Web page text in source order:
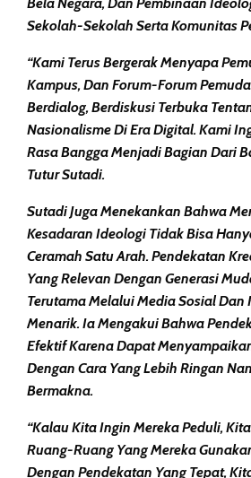
Sekolah-Sekolah Serta Komunitas
“Kami Terus Bergerak Menyapa
Kampus, Dan Forum-Forum
Berdialog, Berdiskusi Terbuka
Nasionalisme Di Era Digital. Kami
Rasa Bangga Menjadi Bagian Dari
Tutur Sutadi.
Sutadi Juga Menekankan Bahwa
Kesadaran Ideologi Tidak Bisa
Ceramah Satu Arah. Pendekatan
Yang Relevan Dengan Generasi
Terutama Melalui Media Sosial Dan
Menarik. Ia Mengakui Bahwa
Efektif Karena Dapat
Dengan Cara Yang Lebih Ringan
Bermakna.
“Kalau Kita Ingin Mereka Peduli,
Ruang-Ruang Yang Mereka
Dengan Pendekatan Yang Tepat,